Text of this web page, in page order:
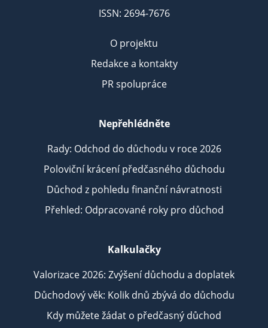
ISSN: 2694-7676
O projektu
Redakce a kontakty
PR spolupráce
Nepřehlédněte
Rady: Odchod do důchodu v roce 2026
Poloviční krácení předčasného důchodu
Důchod z pohledu finanční návratnosti
Přehled: Odpracované roky pro důchod
Kalkulačky
Valorizace 2026: Zvýšení důchodu a doplatek
Důchodový věk: Kolik dnů zbývá do důchodu
Kdy můžete žádat o předčasný důchod